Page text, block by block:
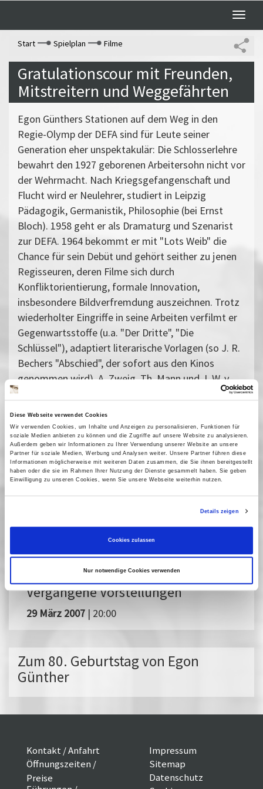
Diese Webseite verwendet Cookies
Wir verwenden Cookies, um Inhalte und Anzeigen zu personalisieren, Funktionen für
soziale Medien anbieten zu können und die Zugriffe auf unsere Website zu analysieren.
Außerdem geben wir Informationen zu Ihrer Verwendung unserer Website an unsere
Partner für soziale Medien, Werbung und Analysen weiter. Unsere Partner führen diese
Informationen möglicherweise mit weiteren Daten zusammen, die Sie ihnen bereitgestellt
haben oder die sie im Rahmen Ihrer Nutzung der Dienste gesammelt haben. Sie geben
Einwilligung zu unseren Cookies, wenn Sie unsere Webseite weiterhin nutzen.
Details zeigen
Cookies zulassen
Nur notwendige Cookies verwenden
Toggle
Start
Spielplan Filme
Gratulationscour mit Freunden,
Mitstreitern und Weggefährten
Egon Günthers Stationen auf dem Weg in den
Regie-Olymp der DEFA sind für Leute seiner
Generation eher unspektakulär: Die Schlosserlehre
bewahrt den 1927 geborenen Arbeitersohn nicht vor
der Wehrmacht. Nach Kriegsgefangenschaft und
Flucht wird er Neulehrer, studiert in Leipzig
Pädagogik, Germanistik, Philosophie (bei Ernst
Bloch). 1958 geht er als Dramaturg und Szenarist
zur DEFA. 1964 bekommt er mit "Lots Weib" die
Chance für sein Debüt und gehört seither zu jenen
Regisseuren, deren Filme sich durch
Konfliktorientierung, formale Innovation,
insbesondere Bildverfremdung auszeichnen. Trotz
wiederholter Eingriffe in seine Arbeiten verfilmt er
Gegenwartsstoffe (u.a. "Der Dritte", "Die
Schlüssel"), adaptiert literarische Vorlagen (so J. R.
Bechers "Abschied", der sofort aus den Kinos
genommen wird), A. Zweig, Th. Mann und J. W. v.
Goethe. Nachdem die erste Koproduktion mit dem
totgeschwiegen wird, arbeitet Günther ab 1979 fürs
westdeutsche Fernsehen (u.a. "Exil", "Morenga").
1991 dreht er bei der untergehenden DEFA "Stein",
ein geniales Requiem auf die verspielten Chancen
der DDR. 1998 entsteht "Die Braut" über eine große
Liebe zwischen Christiane Vulpius und Goethe. Für
sein Nietzsche-Projekt findet sich kein Produzent,
für "Unkenrufe" fehlt das Geld. Günther
sarkastisch: "Heute redet mir überhaupt keiner
mehr in meine Filme herein, weil ich keine machen
Vergangene Vorstellungen
29 März 2007 | 20:00
Zum 80. Geburtstag von Egon
Günther
Kontakt / Anfahrt
Öffnungszeiten /
Preise
Impressum
Sitemap
Datenschutz